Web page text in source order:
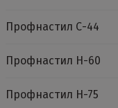
Профнастил С-44
Профнастил Н-60
Профнастил Н-75